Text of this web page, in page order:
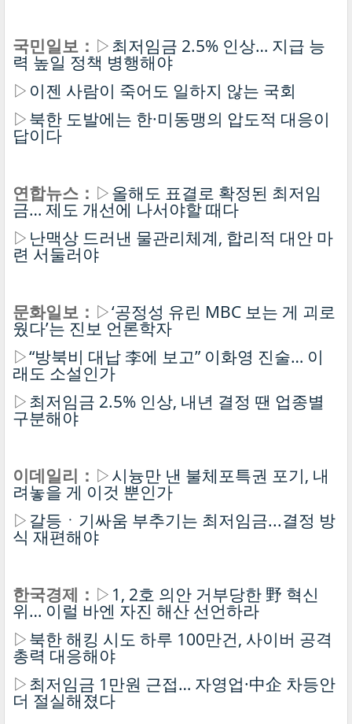
국민일보： ▷최저임금 2.5% 인상… 지급 능
력 높일 정책 병행해야
▷ 이젠 사람이 죽어도 일하지 않는 국회
▷북한 도발에는 한·미동맹의 압도적 대응이
답이다
연합뉴스： ▷올해도 표결로 확정된 최저임
금… 제도 개선에 나서야할 때다
▷ 난맥상 드러낸 물관리체계, 합리적 대안 마
련 서둘러야
문화일보： ▷‘공정성 유린 MBC 보는 게 괴로
웠다’는 진보 언론학자
▷“방북비 대납 李에 보고” 이화영 진술… 이
래도 소설인가
▷최저임금 2.5% 인상, 내년 결정 땐 업종별
구분해야
이데일리： ▷시늉만 낸 불체포특권 포기, 내
려놓을 게 이것 뿐인가
▷ 갈등ㆍ기싸움 부추기는 최저임금...결정 방
식 재편해야
한국경제： ▷ 1, 2호 의안 거부당한 野 혁신
위… 이럴 바엔 자진 해산 선언하라
▷북한 해킹 시도 하루 100만건, 사이버 공격
총력 대응해야
▷최저임금 1만원 근접… 자영업·中企 차등안
더 절실해졌다